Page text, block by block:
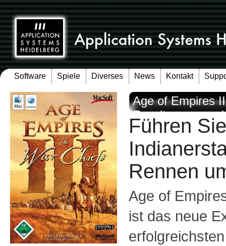
Software Spiele Diverses News Kontakt
Age of Empires
Führen
Rennen
Age of
ist das neue